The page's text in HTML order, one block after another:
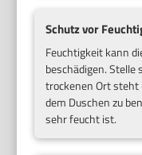
Schutz vor
Feuchtigkeit kann
beschädigen. Stelle
trockenen Ort steht
dem Duschen zu
sehr feucht ist.